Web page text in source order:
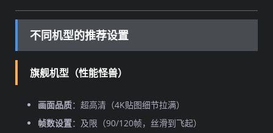
不同机型的推荐设置
旗舰机型（性能怪兽）
画面品质：超高清（4K贴图细节拉满）
帧数设置：及限（90/120帧，丝滑到飞起）